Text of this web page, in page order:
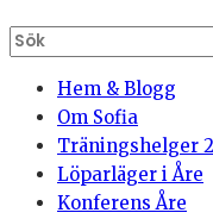
Hem & Blogg
Om Sofia
Träningshelger
Löparläger i Åre
Konferens Åre